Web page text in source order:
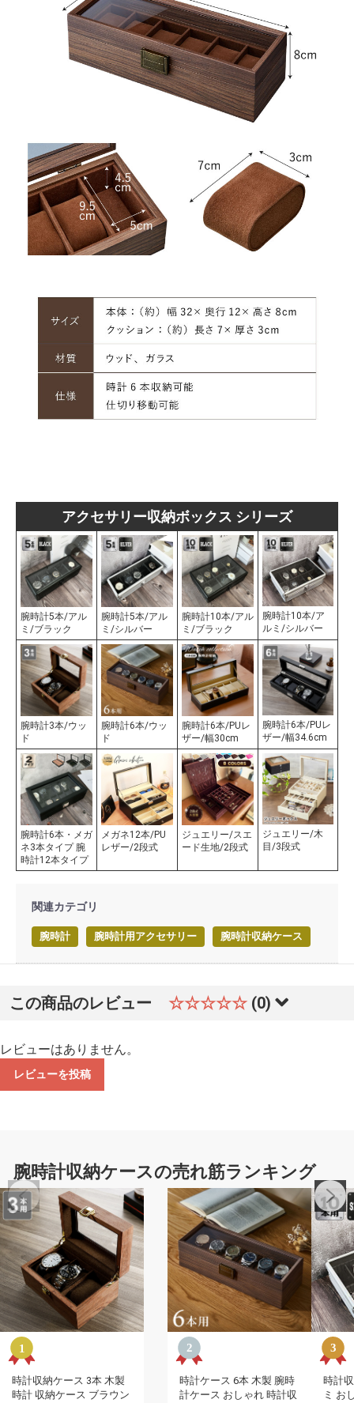
アクセサリー収納ボックス シリーズ
腕時計5本/アル
ミ/ブラック
腕時計5本/アル
ミ/シルバー
腕時計10本/アル
ミ/ブラック
腕時計10本/ア
ルミ/シルバー
腕時計3本/ウッ
ド
腕時計6本/ウッ
ド
腕時計6本/PUレ
ザー/幅30cm
腕時計6本/PUレ
ザー/幅34.6cm
腕時計6本・メガ
ネ3本タイプ 腕
時計12本タイプ
メガネ12本/PU
レザー/2段式
ジュエリー/スエ
ード生地/2段式
ジュエリー/木
目/3段式
関連カテゴリ
腕時計 腕時計用アクセサリー 腕時計収納ケース
この商品のレビュー ☆☆☆☆☆ (0)
レビューはありません。
レビューを投稿
腕時計収納ケースの売れ筋ランキング
時計収納ケース 3本 木製
時計 収納ケース ブラウン
時計ケース 6本 木製 腕時
計ケース おしゃれ 時計収
時計
ミ お